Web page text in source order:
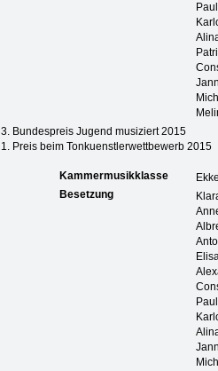
3. Bundespreis Jugend musiziert 2015
1. Preis beim Tonkuenstlerwettbewerb 2015
Kammermusikklasse
Besetzung